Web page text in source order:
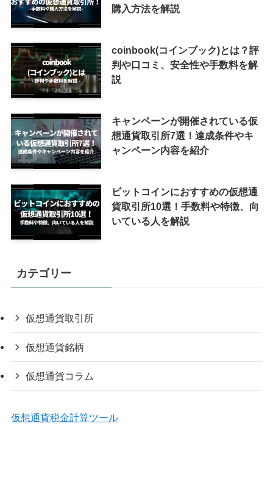
購入方法を解説
coinbook(コインブック)とは？評
判や口コミ、安全性や手数料を解
説
キャンペーンが開催されている仮
想通貨取引所7選！達成条件やキ
ャンペーン内容を紹介
ビットコインにおすすめの仮想通
貨取引所10選！手数料や特徴、向
いている人を解説
カテゴリー
仮想通貨取引所
仮想通貨銘柄
仮想通貨コラム
仮想通貨税金計算ツール